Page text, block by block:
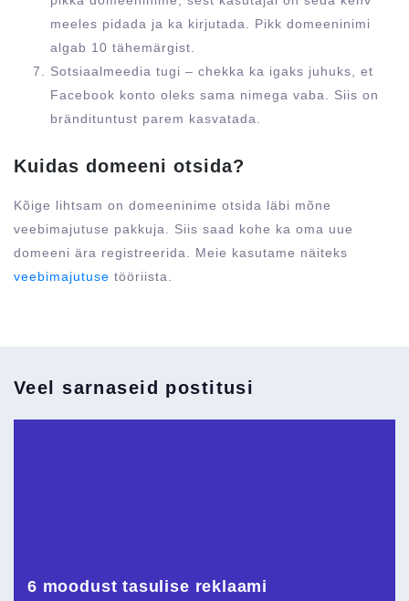
meeles pidada ja ka kirjutada. Pikk domeeninimi
algab 10 tähemärgist.
Sotsiaalmeedia tugi – chekka ka igaks juhuks, et
Facebook konto oleks sama nimega vaba. Siis on
brändituntust parem kasvatada.
Kuidas domeeni otsida?
Kõige lihtsam on domeeninime otsida läbi mõne
veebimajutuse pakkuja. Siis saad kohe ka oma uue
domeeni ära registreerida. Meie kasutame näiteks
veebimajutuse tööriista.
Veel sarnaseid postitusi
6 moodust tasulise reklaami